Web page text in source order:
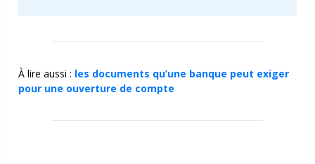
À lire aussi : les documents qu’une banque peut exiger
pour une ouverture de compte